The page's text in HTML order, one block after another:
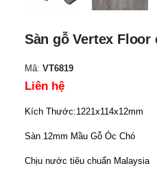
Sàn gỗ Vertex Floor
Mã: VT6819
Liên hệ
Kích Thước:1221x114x12mm
Sàn 12mm Mầu Gỗ Óc Chó
Chịu nước tiêu chuẩn Malaysia